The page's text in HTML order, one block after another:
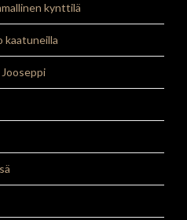
kynttilä
kaatuneilla